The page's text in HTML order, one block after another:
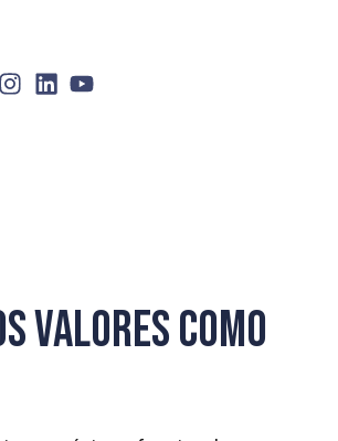
VALORES COMO